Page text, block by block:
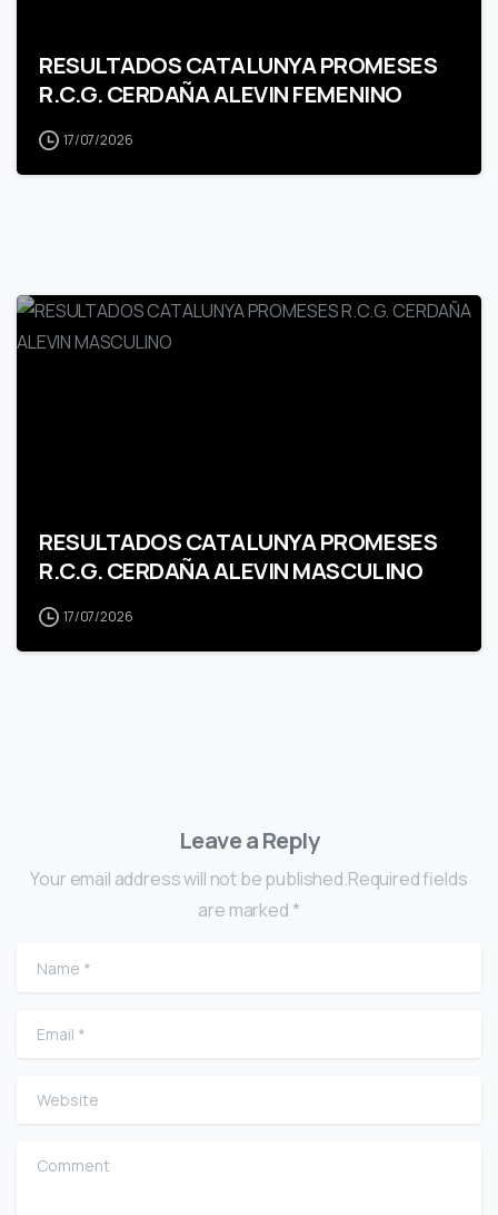
RESULTADOS CATALUNYA PROMESES
R.C.G. CERDAÑA ALEVIN FEMENINO
17/07/2026
RESULTADOS CATALUNYA PROMESES
R.C.G. CERDAÑA ALEVIN MASCULINO
17/07/2026
Leave a Reply
Your email address will not be published.Required fields
are marked *
Name
Email
Website
Comment